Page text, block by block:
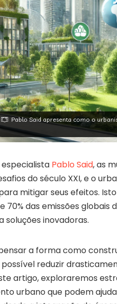
Pablo Said apresenta como o
especialista Pablo Said, as
do século XXI, e o
mitigar seus efeitos.
70% das emissões globais
soluções inovadoras.
a forma como
possível reduzir
artigo, exploraremos
urbano que podem